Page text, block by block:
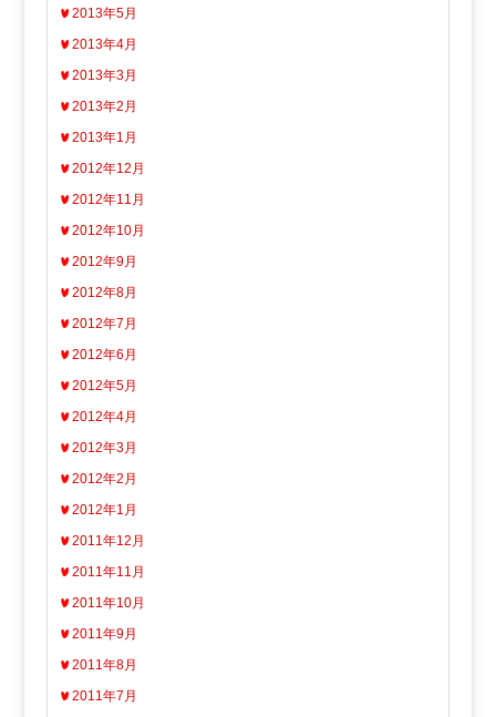
2013年5月
2013年4月
2013年3月
2013年2月
2013年1月
2012年12月
2012年11月
2012年10月
2012年9月
2012年8月
2012年7月
2012年6月
2012年5月
2012年4月
2012年3月
2012年2月
2012年1月
2011年12月
2011年11月
2011年10月
2011年9月
2011年8月
2011年7月